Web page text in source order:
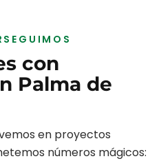
con
Palma de
en proyectos
números mágicos: